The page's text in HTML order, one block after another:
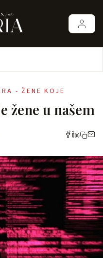
- ŽENE KOJE
žene u našem